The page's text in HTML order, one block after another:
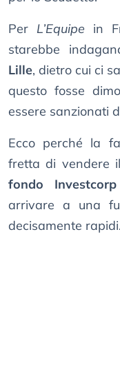
Per L’Equipe in
starebbe
Lille, dietro cui ci
questo fosse
essere sanzionati
Ecco perché la
fretta di vendere
fondo Investcorp
arrivare a una
decisamente rapidi.